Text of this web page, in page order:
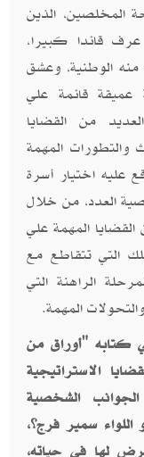
المخلصين، الذين
قائدا كبيرا،
الوطنية، وعشق
عميقة قائمة علي
من القضايا
والتطورات المهمة
عليه اختيار أسرة
العدد، من خلال
المهمة علي
التي تتقاطع مع
الراهنة التي
المهمة.
كتابه "أوراق من
الاستراتيجية
الشخصية
اللواء سمير فرج؟،
لها في حياته،